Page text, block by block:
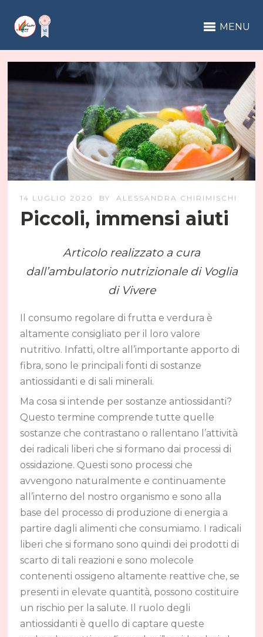
MENU
14 LUGLIO 2020 BY ALESSANDRA CHIRIMISCHI
Piccoli, immensi aiuti
Articolo realizzato a cura
dall’ambulatorio nutrizionale di Voglia
di Vivere
Il consumo regolare di frutta e verdura è
altamente consigliato per il loro valore
nutritivo. Infatti, oltre all’importante apporto di
fibra, sono le principali fonti di sostanze
antiossidanti e di sali minerali.
Ma cosa si intende per sostanze antiossidanti?
Questo termine comprende tutte quelle
sostanze che contrastano o rallentano l’attività
dei radicali liberi che si formano dai processi di
ossidazione. Questi sono processi che
avvengono naturalmente e continuamente
all’interno del nostro organismo e sono alla
base del processo di produzione di energia a
partire dagli alimenti che consumiamo. I radicali
liberi che si formano sono quindi dei prodotti di
scarto di tali reazioni e sono molecole
contenenti ossigeno altamente reattive che, se
presenti in elevate quantità, possono costituire
un rischio per la salute. Il ruolo degli
antiossidanti è quello di captare queste